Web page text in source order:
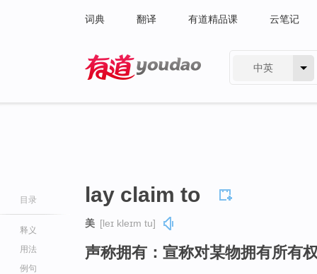
词典 翻译 有道精品课 云笔记
中英
目录
释义
用法
例句
lay claim to
美 [leɪ kleɪm tu]
声称拥有：宣称对某物拥有所有